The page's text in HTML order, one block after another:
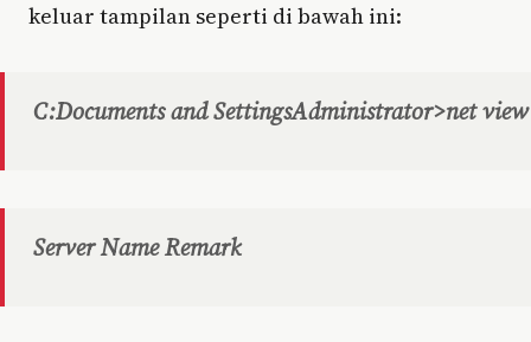
keluar tampilan seperti di bawah ini:
C:Documents and SettingsAdministrator>net view
Server Name Remark